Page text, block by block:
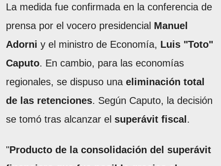
La medida fue confirmada en la conferencia de
prensa por el vocero presidencial Manuel
Adorni y el ministro de Economía, Luis "Toto"
Caputo. En cambio, para las economías
regionales, se dispuso una eliminación total
de las retenciones. Según Caputo, la decisión
se tomó tras alcanzar el superávit fiscal .
"Producto de la consolidación del superávit